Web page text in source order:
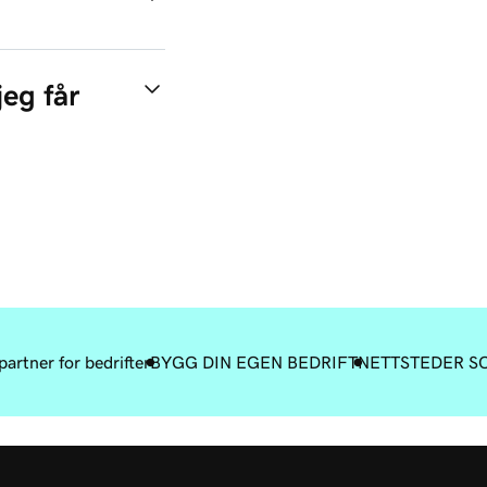
får
for bedrifterBYGG DIN EGEN BEDRIFTNETTSTEDER